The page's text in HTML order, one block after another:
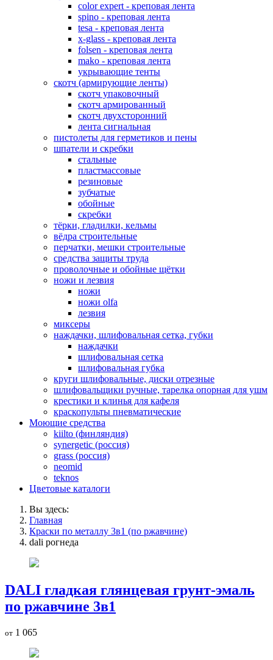
color expert - креповая лента
spino - креповая лента
tesa - креповая лента
x-glass - креповая лента
folsen - креповая лента
mako - креповая лента
укрывающие тенты
скотч (армирующие ленты)
скотч упаковочный
скотч армированный
скотч двухсторонний
лента сигнальная
пистолеты для герметиков и пены
шпатели и скребки
стальные
пластмассовые
резиновые
зубчатые
обойные
скребки
тёрки, гладилки, кельмы
вёдра строительные
перчатки, мешки строительные
средства защиты труда
проволочные и обойные щётки
ножи и лезвия
ножи
ножи olfa
лезвия
миксеры
наждачки, шлифовальная сетка, губки
наждачки
шлифовальная сетка
шлифовальная губка
круги шлифовальные, диски отрезные
шлифовальщики ручные, тарелка опорная для ушм
крестики и клинья для кафеля
краскопульты пневматические
Моющие средства
kiilto (финляндия)
synergetic (россия)
grass (россия)
neomid
teknos
Цветовые каталоги
Вы здесь:
Главная
Краски по металлу 3в1 (по ржавчине)
dali рогнеда
DALI гладкая глянцевая грунт-эмаль
по ржавчине 3в1
от 1 065